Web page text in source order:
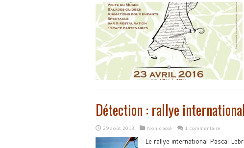
Détection : rallye
29 août 2013 Non classé 1 commentaire
Le rallye international Pascal